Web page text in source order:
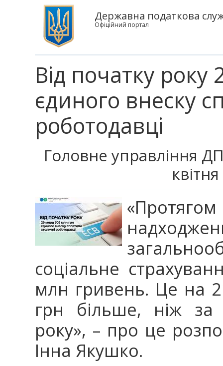
Державна податкова
Офіційний портал
Від початку
єдиного внеску
роботодавці
Головне управління
соціальне
млн гривень. Це на
грн більше, ніж за
року», – про це
Інна Якушко.